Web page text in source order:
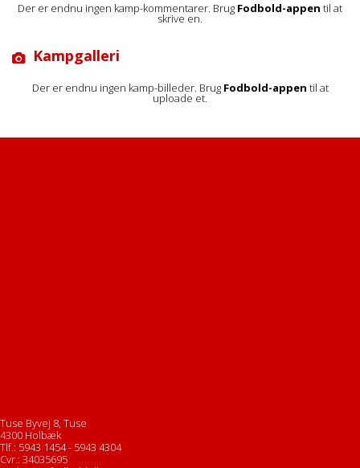
Der er endnu ingen kamp-kommentarer. Brug Fodbold-appen til at
skrive en.
Kampgalleri
Der er endnu ingen kamp-billeder. Brug Fodbold-appen til at
uploade et.
Tuse Byvej 8, Tuse
4300 Holbæk
Tlf.: 5943 1454 - 5943 4304
Cvr.: 34035695